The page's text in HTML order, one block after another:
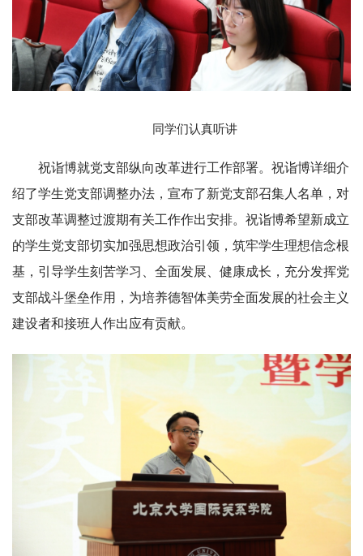
同学们认真听讲
祝诣博就党支部纵向改革进行工作部署。祝诣博详细介
绍了学生党支部调整办法，宣布了新党支部召集人名单，对
支部改革调整过渡期有关工作作出安排。祝诣博希望新成立
的学生党支部切实加强思想政治引领，筑牢学生理想信念根
基，引导学生刻苦学习、全面发展、健康成长，充分发挥党
支部战斗堡垒作用，为培养德智体美劳全面发展的社会主义
建设者和接班人作出应有贡献。